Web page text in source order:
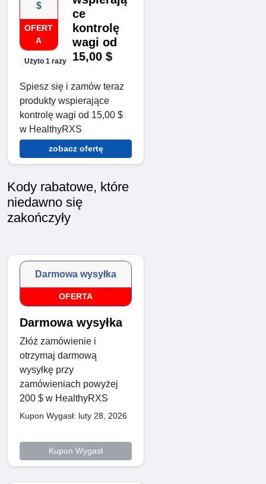
$
OFERT
A
Użyto 1 razy
ce
kontrolę
wagi od
15,00 $
Spiesz się i zamów teraz
produkty wspierające
kontrolę wagi od 15,00 $
w HealthyRXS
zobacz ofertę
Kody rabatowe, które
niedawno się
zakończyły
Darmowa wysyłka
OFERTA
Darmowa wysyłka
Złóż zamówienie i
otrzymaj darmową
wysyłkę przy
zamówieniach powyżej
200 $ w HealthyRXS
Kupon Wygasł: luty 28, 2026
Kupon Wygasł